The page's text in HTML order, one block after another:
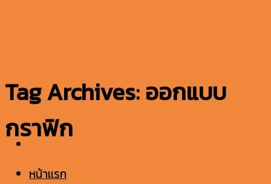
หน้าแรก
Tag Archives:ออกแบบ
กราฟิก